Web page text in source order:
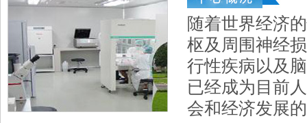
随着世界经济
枢及周围神经
行性疾病以及
已经成为目前
会和经济发展